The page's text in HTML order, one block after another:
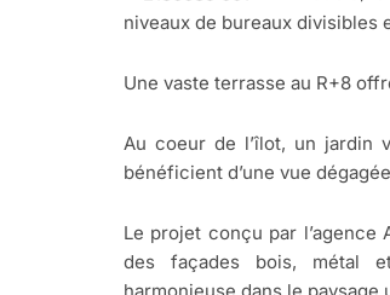
niveaux de bureaux divisibles
Une vaste terrasse au R+8
Au coeur de l’îlot, un jardin
bénéficient d’une vue
Le projet conçu par l’agence
des façades bois, métal